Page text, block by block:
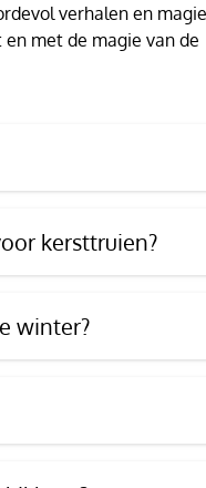
verhalen en magie.
en met de magie van de
kersttruien?
winter?